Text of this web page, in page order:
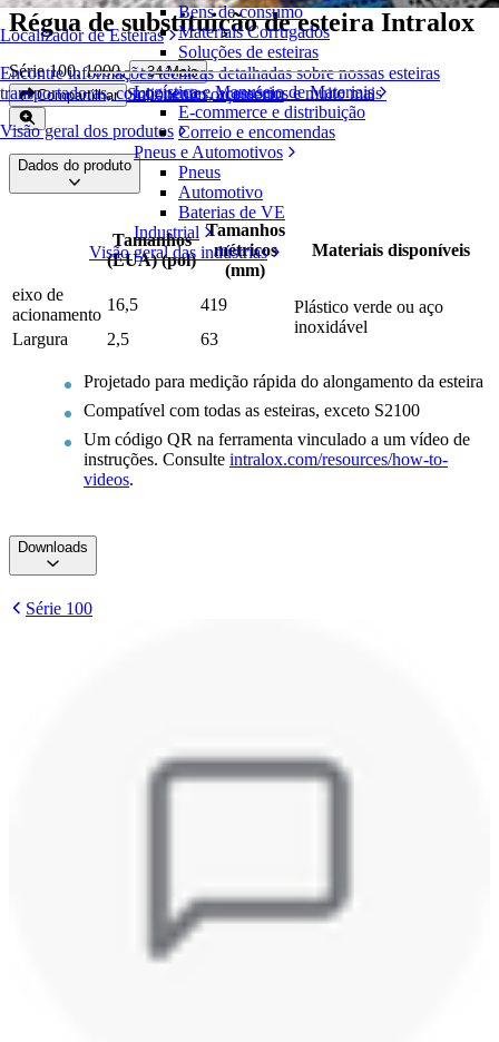
Localizador de Esteiras
Encontre informações técnicas detalhadas sobre nossas esteiras
transportadoras, componentes, acessórios e muito mais
Visão geral dos produtos
Bens de consumo
Materiais Corrugados
Soluções de esteiras
Logística e Manuseio de Materiais
E-commerce e distribuição
Correio e encomendas
Pneus e Automotivos
Pneus
Automotivo
Baterias de VE
Industrial
Visão geral das indústrias
Régua de substituição de esteira Intralox
Série 100, 1000, +34 Mais
Compartilhar Solicite um orçamento
Dados do produto
Tamanhos
(EUA) (pol)
Tamanhos
métricos
(mm)
Materiais disponíveis
eixo de
acionamento
16,5 419
Plástico verde ou aço
inoxidável
Largura 2,5 63
Projetado para medição rápida do alongamento da esteira
Compatível com todas as esteiras, exceto S2100
Um código QR na ferramenta vinculado a um vídeo de
instruções. Consulte intralox.com/resources/how-to-
videos.
Downloads
Série 100